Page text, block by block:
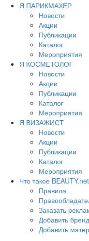
Я ПАРИКМАХЕР
Новости
Акции
Публикации
Каталог
Мероприятия
Я КОСМЕТОЛОГ
Новости
Акции
Публикации
Каталог
Мероприятия
Я ВИЗАЖИСТ
Новости
Акции
Публикации
Каталог
Мероприятия
Что такое
Правила
Заказать
Добавить бренд
Добавить